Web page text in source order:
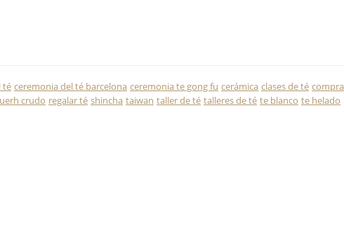
té ceremonia del té barcelona ceremonia te gong fu cerámica clases de té
crudo regalar té shincha taiwan taller de té talleres de té te blanco te helado